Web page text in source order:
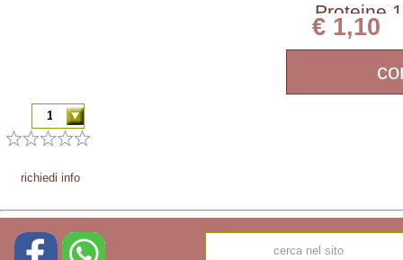
Proteine
Sale 0,65
€ 1,10
richiedi info